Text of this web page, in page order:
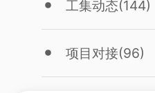
工集动态(144)
项目对接(96)